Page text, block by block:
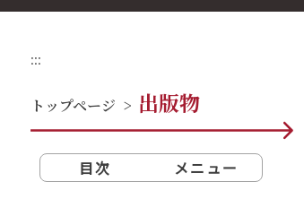
:::
トップページ > 出版物
目次 メニュー